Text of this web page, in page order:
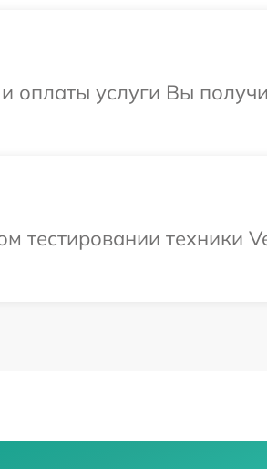
и оплаты услуги Вы
тестировании техники